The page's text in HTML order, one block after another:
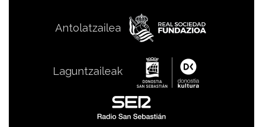
Antolatzailea
Laguntzaileak